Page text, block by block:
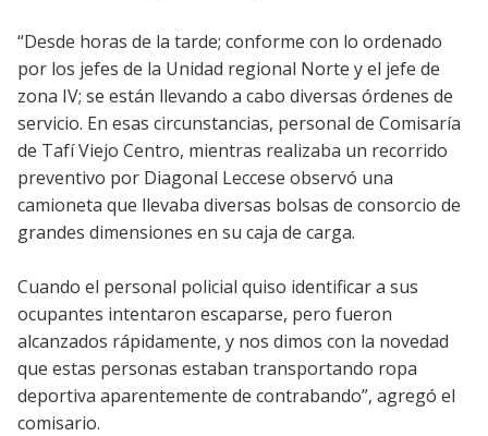
“Desde horas de la tarde; conforme con lo ordenado
por los jefes de la Unidad regional Norte y el jefe de
zona IV; se están llevando a cabo diversas órdenes de
servicio. En esas circunstancias, personal de Comisaría
de Tafí Viejo Centro, mientras realizaba un recorrido
preventivo por Diagonal Leccese observó una
camioneta que llevaba diversas bolsas de consorcio de
grandes dimensiones en su caja de carga.
Cuando el personal policial quiso identificar a sus
ocupantes intentaron escaparse, pero fueron
alcanzados rápidamente, y nos dimos con la novedad
que estas personas estaban transportando ropa
deportiva aparentemente de contrabando”, agregó el
comisario.